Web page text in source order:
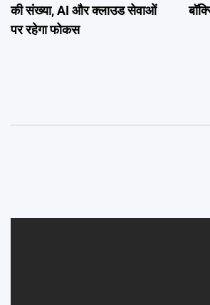
की संख्या, AI और क्लाउड सेवाओं
पर रहेगा फोकस